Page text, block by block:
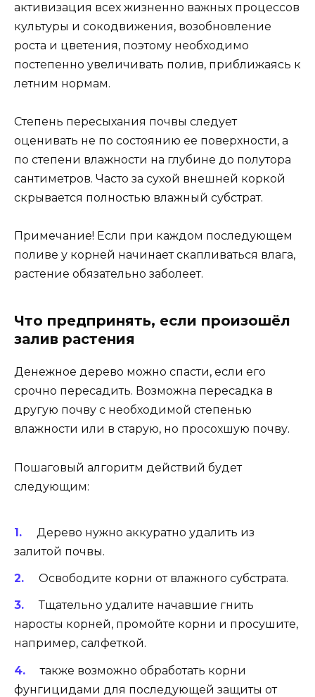
активизация всех жизненно важных процессов
культуры и сокодвижения, возобновление
роста и цветения, поэтому необходимо
постепенно увеличивать полив, приближаясь к
летним нормам.
Степень пересыхания почвы следует
оценивать не по состоянию ее поверхности, а
по степени влажности на глубине до полутора
сантиметров. Часто за сухой внешней коркой
скрывается полностью влажный субстрат.
Примечание! Если при каждом последующем
поливе у корней начинает скапливаться влага,
растение обязательно заболеет.
Что предпринять, если произошёл
залив растения
Денежное дерево можно спасти, если его
срочно пересадить. Возможна пересадка в
другую почву с необходимой степенью
влажности или в старую, но просохшую почву.
Пошаговый алгоритм действий будет
следующим:
Дерево нужно аккуратно удалить из
залитой почвы.
Освободите корни от влажного субстрата.
Тщательно удалите начавшие гнить
наросты корней, промойте корни и просушите,
например, салфеткой.
также возможно обработать корни
фунгицидами для последующей защиты от